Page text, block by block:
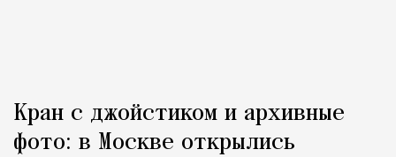
Кран с джойстиком и архивные
фото: в Москве открылись